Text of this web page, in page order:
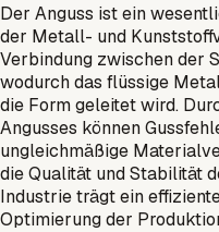
Der Anguss ist ein
der Metall- und
Verbindung zwischen der
wodurch das flüssige
die Form geleitet wird.
Angusses können
ungleichmäßige
die Qualität und Stabilität
Industrie trägt ein
Optimierung der